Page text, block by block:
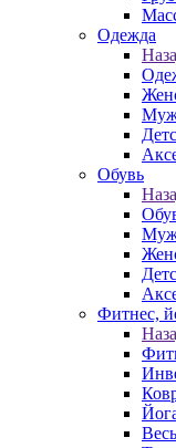
Одежда
Обувь
Фитнес,